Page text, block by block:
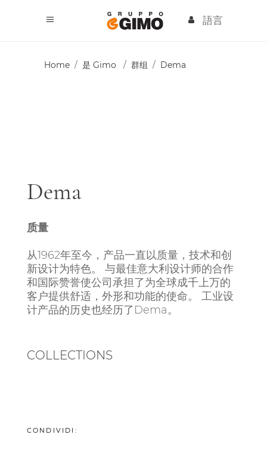
語言
Home / 是 Gimo / 群组 / Dema
Dema
质量
从1962年至今，产品一直以质量，技术和创
新设计为特色。 与最佳意大利设计师的合作
和国际赞誉使公司承担了为全球成千上万的
客户提供舒适，外形和功能的使命。 工业设
计产品的历史也经历了Dema。
COLLECTIONS
CONDIVIDI: